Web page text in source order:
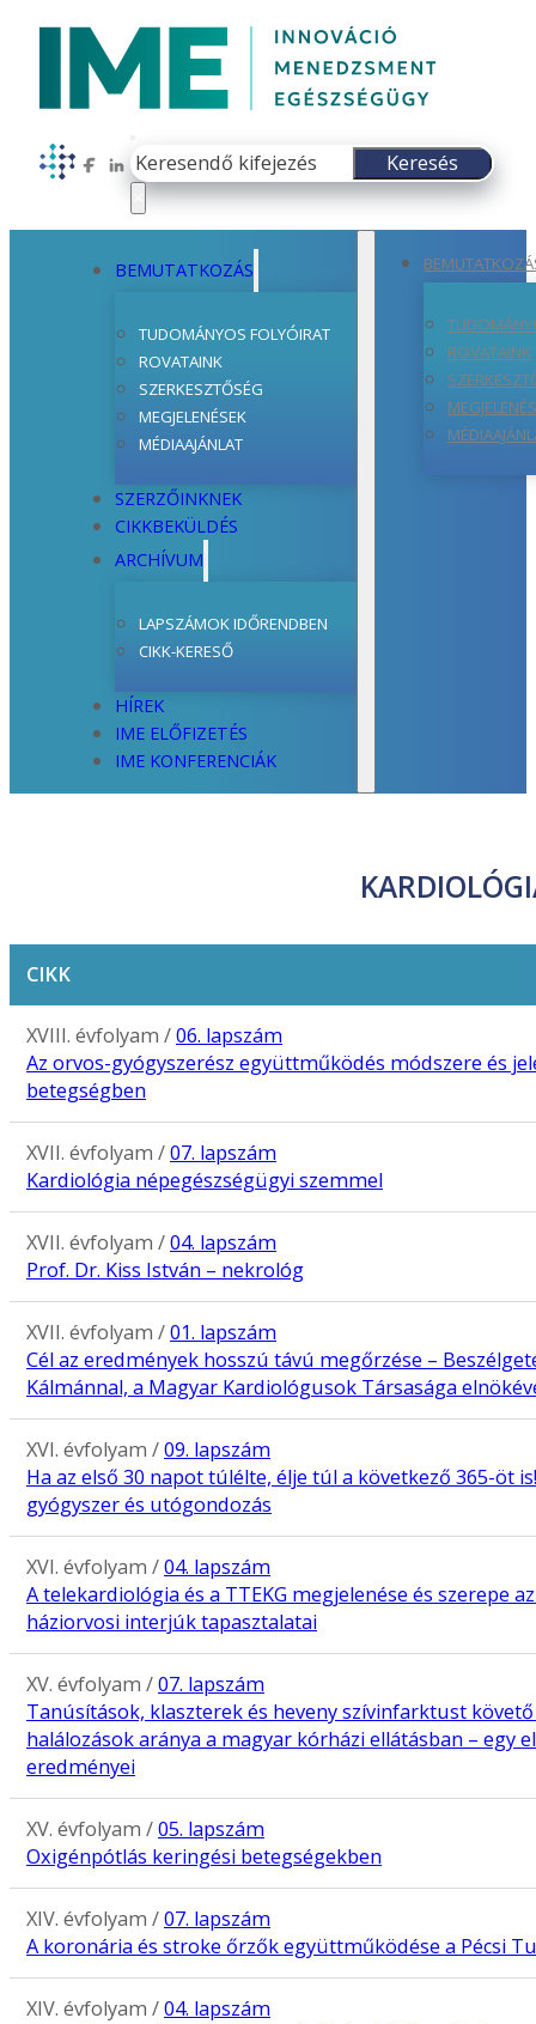
Follow us on Facebook
Follow us on LinkedIn
Keresés
Keresés
BEMUTATKOZÁS
TUDOMÁNYOS FOLYÓIRAT
ROVATAINK
SZERKESZTŐSÉG
MEGJELENÉSEK
MÉDIAAJÁNLAT
SZERZŐINKNEK
CIKKBEKÜLDÉS
ARCHÍVUM
LAPSZÁMOK IDŐRENDBEN
CIKK-KERESŐ
HÍREK
IME ELŐFIZETÉS
IME KONFERENCIÁK
ROVATAINK
CIKK
XVIII. évfolyam /06. lapszám
Az orvos-gyógyszerész együttműködés módszere és
betegségben
XVII. évfolyam /07. lapszám
Kardiológia népegészségügyi szemmel
XVII. évfolyam /04. lapszám
Prof. Dr. Kiss István – nekrológ
XVII. évfolyam /01. lapszám
Cél az eredmények hosszú távú megőrzése –
Kálmánnal, a Magyar Kardiológusok Társasága
XVI. évfolyam /09. lapszám
Ha az első 30 napot túlélte, élje túl a következő 365-öt
gyógyszer és utógondozás
XVI. évfolyam /04. lapszám
A telekardiológia és a TTEKG megjelenése és szerepe
háziorvosi interjúk tapasztalatai
XV. évfolyam /07. lapszám
Tanúsítások, klaszterek és heveny szívinfarktust
halálozások aránya a magyar kórházi ellátásban – egy
eredményei
XV. évfolyam /05. lapszám
Oxigénpótlás keringési betegségekben
XIV. évfolyam /07. lapszám
A koronária és stroke őrzők együttműködése a Pécsi
XIV. évfolyam /04. lapszám